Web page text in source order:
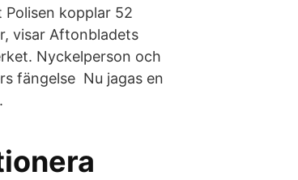
kopplar 52
visar Aftonbladets
Nyckelperson och
fängelse Nu jagas en